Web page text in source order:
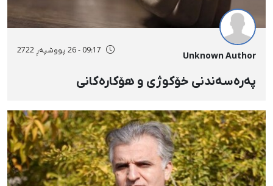
Unknown Author
09:17 - 26 پووشپەڕ 2722
پەرەسەندنی خۆکوژی و هۆکارەکانی